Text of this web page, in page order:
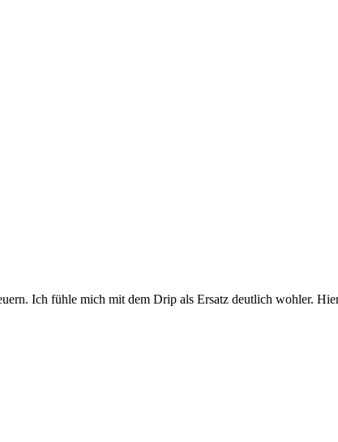
Ich fühle mich mit dem Drip als Ersatz deutlich wohler.